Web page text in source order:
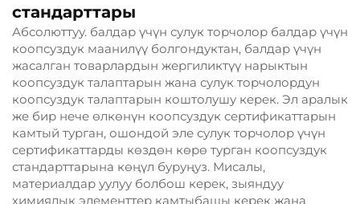
стандарттары
Абсолюттуу. балдар үчүн сулук торчолор балдар үчүн
коопсуздук маанилүү болгондуктан, балдар үчүн
жасалган товарлардын жергиликтүү нарыктын
коопсуздук талаптарын жана сулук торчолордун
коопсуздук талаптарын коштолушу керек. Эл аралык
же бир нече өлкөнүн коопсуздук сертификаттарын
камтый турган, ошондой эле сулук торчолор үчүн
сертификаттарды көздөн көрө турган коопсуздук
стандарттарына көңүл буруңуз. Мисалы,
материалдар уулуу болбош керек, зыяндуу
химиялык элементтер камтыбашы керек жана